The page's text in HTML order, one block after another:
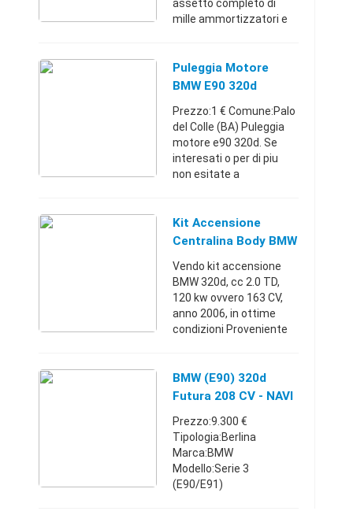
assetto completo di
mille ammortizzatori e
con 163 cavalli ma va
bene anche su 177cv o
Puleggia Motore
BMW E90 320d
Prezzo:1 € Comune:Palo
del Colle (BA) Puleggia
motore e90 320d. Se
interesati o per di piu
non esitate a
Kit Accensione
Centralina Body BMW
E90 320d 2.0 TD 163
CV 204D4
Vendo kit accensione
BMW 320d, cc 2.0 TD,
120 kw ovvero 163 CV,
anno 2006, in ottime
condizioni Proveniente
accensione BMW serie 1
120d E88 E87, Kit
BMW (E90) 320d
Futura 208 CV - NAVI
PROF- 2009
Prezzo:9.300 €
Tipologia:Berlina
Marca:BMW
Modello:Serie 3
(E90/E91)